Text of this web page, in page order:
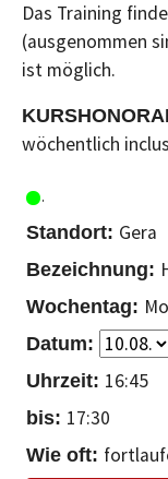
Das Training
(ausgenommen
ist möglich.
wöchentlich
Gera
16:45
17:30